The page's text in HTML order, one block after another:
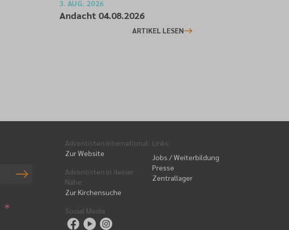
3. AUG. 2026
Andacht 04.08.2026
ARTIKEL LESEN
Adventisten international:
Zur Website
Adventisten in deiner
Nähe:
Zur Kirchensuche
Social Media
Links:
Jobs / Weiterbildung
Presse
Zentrallager